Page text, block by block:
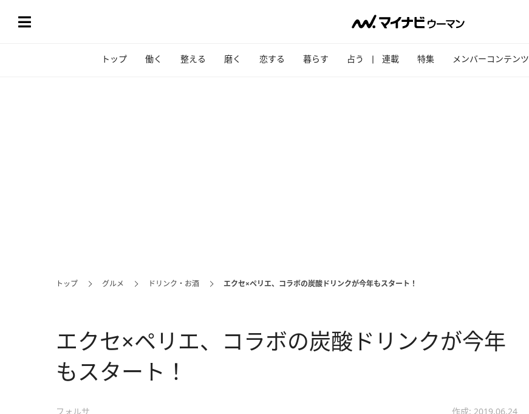
トップ 働く 整える 磨く 恋する 暮らす 占う 連載 特集 メンバーコンテンツ
トップ グルメ ドリンク・お酒 エクセ×ペリエ、コラボの炭酸ドリンクが今年もスタート！
エクセ×ペリエ、コラボの炭酸ドリンクが今年
もスタート！
フォルサ 作成: 2019.06.24